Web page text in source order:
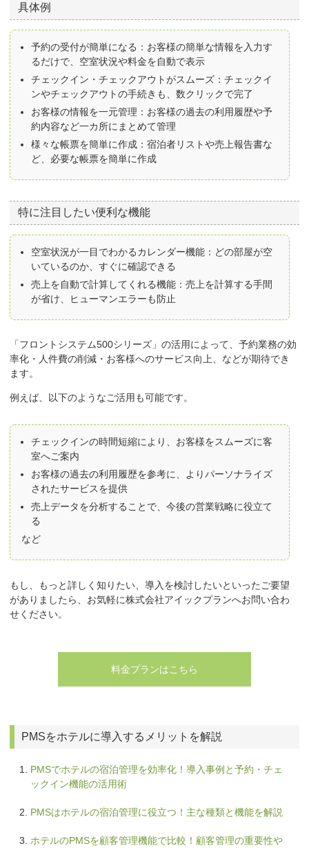
具体例
予約の受付が簡単になる：お客様の簡単な情報を入力す
るだけで、空室状況や料金を自動で表示
チェックイン・チェックアウトがスムーズ：チェックイ
ンやチェックアウトの手続きも、数クリックで完了
お客様の情報を一元管理：お客様の過去の利用履歴や予
約内容など一カ所にまとめて管理
様々な帳票を簡単に作成：宿泊者リストや売上報告書な
ど、必要な帳票を簡単に作成
特に注目したい便利な機能
空室状況が一目でわかるカレンダー機能：どの部屋が空
いているのか、すぐに確認できる
売上を自動で計算してくれる機能：売上を計算する手間
が省け、ヒューマンエラーも防止
「フロントシステム500シリーズ」の活用によって、予約業務の効
率化・人件費の削減・お客様へのサービス向上、などが期待でき
ます。
例えば、以下のようなご活用も可能です。
チェックインの時間短縮により、お客様をスムーズに客
室へご案内
お客様の過去の利用履歴を参考に、よりパーソナライズ
されたサービスを提供
売上データを分析することで、今後の営業戦略に役立て
る
など
もし、もっと詳しく知りたい、導入を検討したいといったご要望
がありましたら、お気軽に株式会社アイックプランへお問い合わ
せください。
料金プランはこちら
PMSをホテルに導入するメリットを解説
PMSでホテルの宿泊管理を効率化！導入事例と予約・チェ
ックイン機能の活用術
PMSはホテルの宿泊管理に役立つ！主な種類と機能を解説
ホテルのPMSを顧客管理機能で比較！顧客管理の重要性や